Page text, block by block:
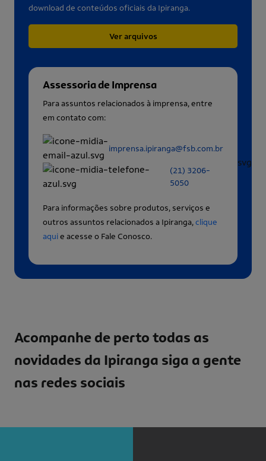
download de conteúdos oficiais da Ipiranga.
Ver arquivos
Assessoria de Imprensa
Para assuntos relacionados à imprensa, entre
em contato com:
imprensa.ipiranga@fsb.com.br
(21) 3206-
5050
Para informações sobre produtos, serviços e
outros assuntos relacionados a Ipiranga,clique
aquie acesse o Fale Conosco.
Acompanhe de perto todas as
novidades da Ipiranga siga a gente
nas redes sociais